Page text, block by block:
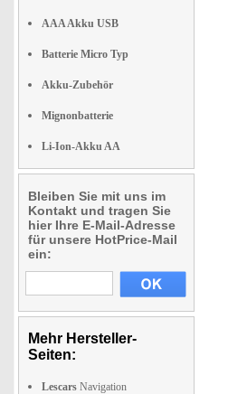
AAA Akku USB
Batterie Micro Typ
Akku-Zubehör
Mignonbatterie
Li-Ion-Akku AA
Bleiben Sie mit uns im
Kontakt und tragen Sie
hier Ihre E-Mail-Adresse
für unsere HotPrice-Mail
ein:
Mehr Hersteller-
Seiten:
Lescars Navigation